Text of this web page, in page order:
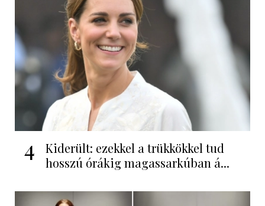
4
Kiderült: ezekkel a trükkökkel tud
hosszú órákig magassarkúban á...